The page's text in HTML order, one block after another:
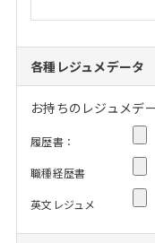
各種レジュメデータ
お持ちのレジュメデ
履歴書：
職種経歴書
英文レジュメ